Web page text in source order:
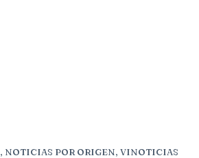
, NOTICIAS POR ORIGEN, VINOTICIAS